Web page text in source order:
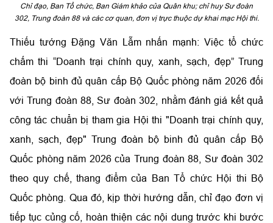
Chỉ đạo, Ban Tổ chức, Ban Giám khảo của Quân khu; chỉ huy Sư đoàn
302, Trung đoàn 88 và các cơ quan, đơn vị trực thuộc dự khai mạc Hội thi.
Thiếu tướng Đặng Văn Lẫm nhấn mạnh: Việc tổ chức
chấm thi “Doanh trại chính quy, xanh, sạch, đẹp” Trung
đoàn bộ binh đủ quân cấp Bộ Quốc phòng năm 2026 đối
với Trung đoàn 88, Sư đoàn 302, nhằm đánh giá kết quả
công tác chuẩn bị tham gia Hội thi "Doanh trại chính quy,
xanh, sạch, đẹp" Trung đoàn bộ binh đủ quân cấp Bộ
Quốc phòng năm 2026 của Trung đoàn 88, Sư đoàn 302
theo quy chế, thang điểm của Ban Tổ chức Hội thi Bộ
Quốc phòng. Qua đó, kịp thời hướng dẫn, chỉ đạo đơn vị
tiếp tục củng cố, hoàn thiện các nội dung trước khi bước